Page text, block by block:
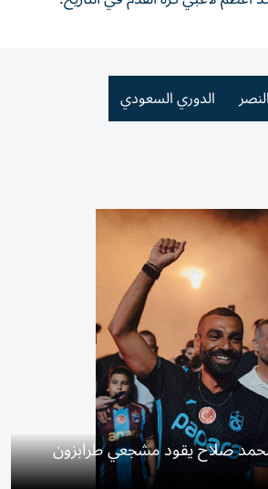
النصر الدوري السعودي
صلاح يقود مشجعي طرابزون